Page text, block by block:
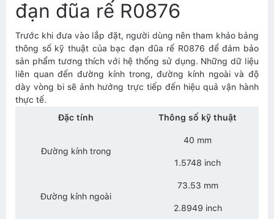
đạn đũa rế R0876
Trước khi đưa vào lắp đặt, người dùng nên tham khảo bảng
thông số kỹ thuật của bạc đạn đũa rế R0876 để đảm bảo
sản phẩm tương thích với hệ thống sử dụng. Những dữ liệu
liên quan đến đường kính trong, đường kính ngoài và độ
dày vòng bi sẽ ảnh hưởng trực tiếp đến hiệu quả vận hành
thực tế.
Đặc tính
Thông số kỹ thuật
Đường kính trong
40 mm
1.5748 inch
Đường kính ngoài
73.53 mm
2.8949 inch